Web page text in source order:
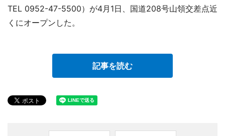
TEL 0952-47-5500）が4月1日、国道208号山領交差点近
くにオープンした。
記事を読む